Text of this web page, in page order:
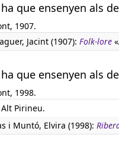
que ensenyen als
1907.
Jacint (1907): Folk-lore
que ensenyen als
1998.
Alt Pirineu.
i Muntó, Elvira (1998):